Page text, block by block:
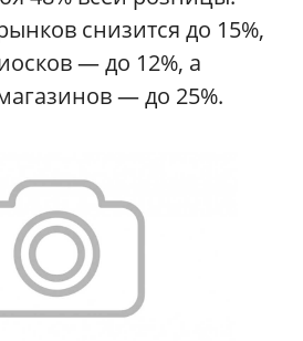
снизится до 15%,
— до 12%, а
— до 25%.